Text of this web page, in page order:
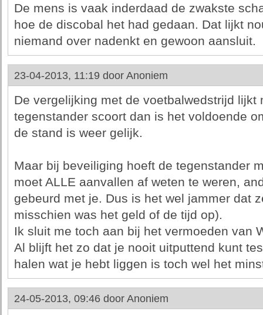
De mens is vaak inderdaad de zwakste
hoe de discobal het had gedaan. Dat lijkt
niemand over nadenkt en gewoon aansluit.
23-04-2013, 11:19 door Anoniem
De vergelijking met de voetbalwedstrijd lijkt
tegenstander scoort dan is het voldoende
de stand is weer gelijk.
Maar bij beveiliging hoeft de tegenstander
moet ALLE aanvallen af weten te weren,
gebeurd met je. Dus is het wel jammer dat
misschien was het geld of de tijd op).
Ik sluit me toch aan bij het vermoeden van
Al blijft het zo dat je nooit uitputtend kunt
halen wat je hebt liggen is toch wel het
24-05-2013, 09:46 door Anoniem